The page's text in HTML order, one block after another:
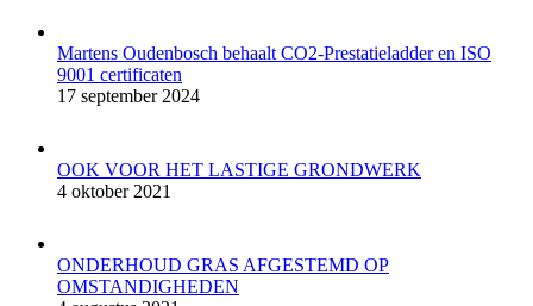
window
window
window
window
Martens Oudenbosch behaalt CO2-Prestatieladder en ISO
9001 certificaten
17 september 2024
OOK VOOR HET LASTIGE GRONDWERK
4 oktober 2021
ONDERHOUD GRAS AFGESTEMD OP
OMSTANDIGHEDEN